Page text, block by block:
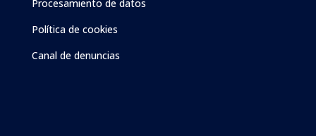
Procesamiento de datos
Política de cookies
Canal de denuncias